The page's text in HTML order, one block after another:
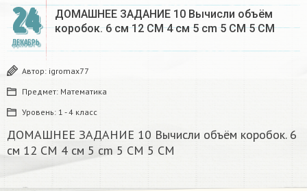
24
ДЕКАБРЬ
ДОМАШНЕЕ ЗАДАНИЕ 10 Вычисли объём
коробок. 6 см 12 CM 4 см 5 cm 5 CM 5 CM​
Автор: igromax77
Предмет: Математика
Уровень: 1 - 4 класс
ДОМАШНЕЕ ЗАДАНИЕ 10 Вычисли объём коробок. 6
см 12 CM 4 см 5 cm 5 CM 5 CM​